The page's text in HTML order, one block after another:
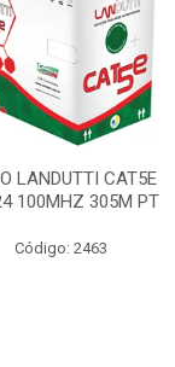
LANDUTTI CAT5E
100MHZ 305M PT
Código: 2463